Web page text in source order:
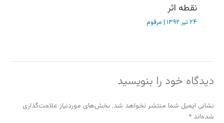
نقطه اثر
۲۴ تیر ۱۳۹۲ | مرقوم
دیدگاه‌ خود را بنویسید
نشانی ایمیل شما منتشر نخواهد شد. بخش‌های موردنیاز علامت‌گذاری
شده‌اند *